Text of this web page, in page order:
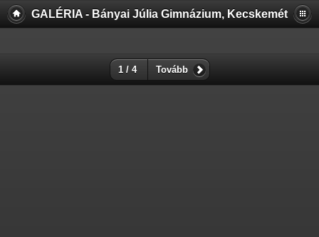
GALÉRIA - Bányai Júlia Gimnázium, Kecskemét
1 / 4 Tovább